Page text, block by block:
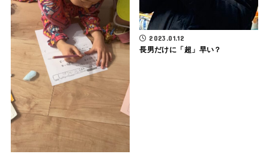
2023.01.12
長男だけに「超」早い？